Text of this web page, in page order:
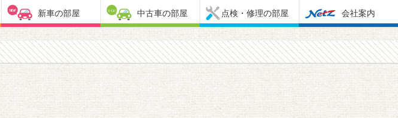
新車の部屋 中古車の部屋 点検・修理の部屋 会社案内